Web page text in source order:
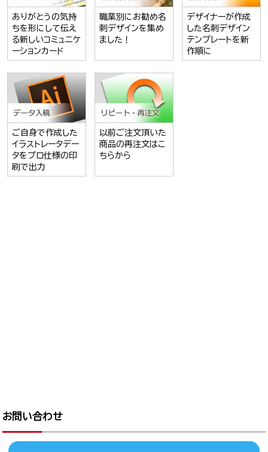
ありがとうの気持
ちを形にして伝え
る新しいコミュニケ
ーションカード
職業別にお勧め名
刺デザインを集め
ました！
デザイナーが作成
した名刺デザイン
テンプレートを新
作順に
ご自身で作成した
イラストレータデー
タをプロ仕様の印
刷で出力
以前ご注文頂いた
商品の再注文はこ
ちらから
お問い合わせ